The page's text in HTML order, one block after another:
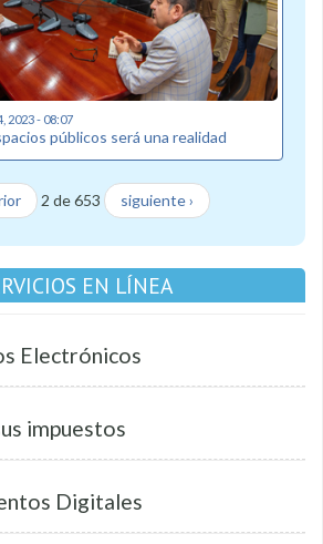
2023 - 08:07
públicos será una realidad
2 de 653 siguiente ›
EN LÍNEA
Electrónicos
impuestos
Digitales